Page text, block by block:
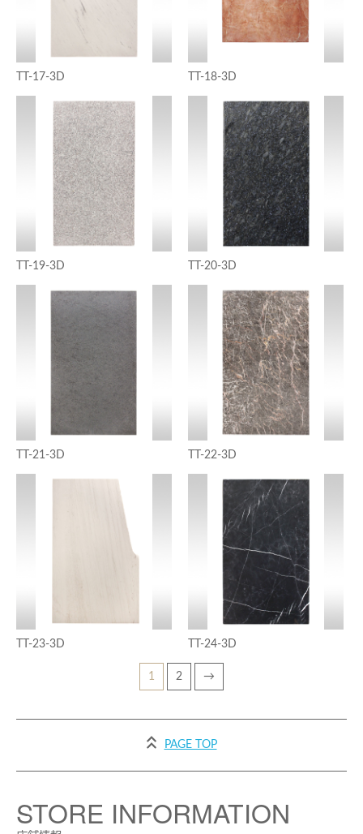
TT-17-3D TT-18-3D
TT-19-3D TT-20-3D
TT-21-3D TT-22-3D
TT-23-3D TT-24-3D
1 2 →
PAGE TOP
STORE INFORMATION